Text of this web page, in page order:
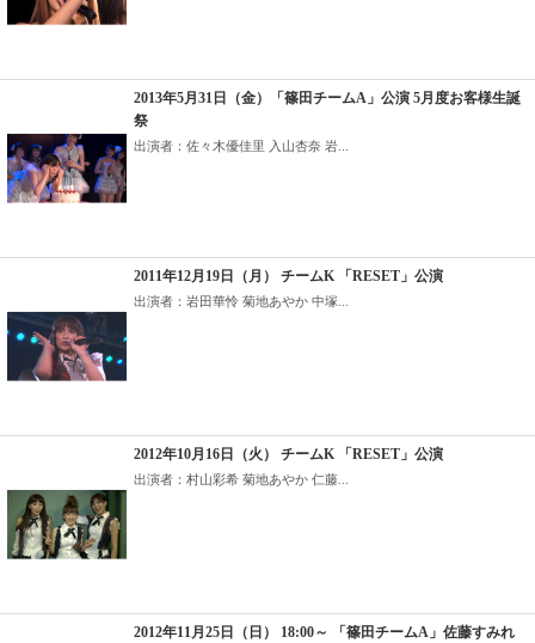
2013年5月31日（金）「篠田チームA」公演 5月度お客様生誕
祭
出演者：佐々木優佳里 入山杏奈 岩...
2011年12月19日（月） チームK 「RESET」公演
出演者：岩田華怜 菊地あやか 中塚...
2012年10月16日（火） チームK 「RESET」公演
出演者：村山彩希 菊地あやか 仁藤...
2012年11月25日（日） 18:00～ 「篠田チームA」佐藤すみれ